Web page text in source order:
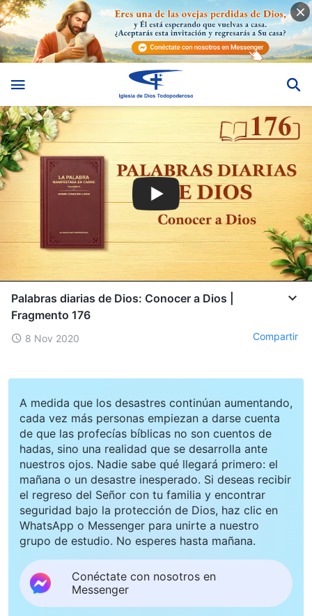
Palabras diarias de Dios: Conocer a Dios |
Fragmento 176
8 Nov 2020 Compartir
A medida que los desastres continúan aumentando,
cada vez más personas empiezan a darse cuenta
de que las profecías bíblicas no son cuentos de
hadas, sino una realidad que se desarrolla ante
nuestros ojos. Nadie sabe qué llegará primero: el
mañana o un desastre inesperado. Si deseas recibir
el regreso del Señor con tu familia y encontrar
seguridad bajo la protección de Dios, haz clic en
WhatsApp o Messenger para unirte a nuestro
grupo de estudio. No esperes hasta mañana.
Conéctate con nosotros en
Messenger